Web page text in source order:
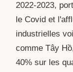
2022-2023,
le Covid et
industrielles
comme Tây
40% sur les